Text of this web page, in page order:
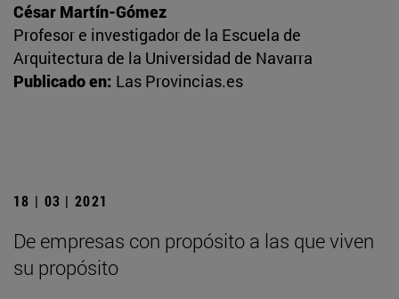
César Martín-Gómez
Profesor e investigador de la Escuela de
Arquitectura de la Universidad de Navarra
Publicado en: Las Provincias.es
18 | 03 | 2021
De empresas con propósito a las que viven
su propósito